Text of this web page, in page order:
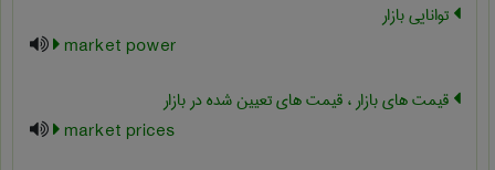
توانایی بازار
market power
قیمت های بازار ، قیمت های تعیین شده در بازار
market prices